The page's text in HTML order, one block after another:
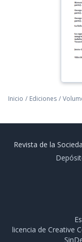
Inicio / Ediciones /
Revista de la
licencia de Creative